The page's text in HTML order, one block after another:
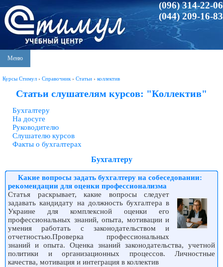
(096) 314-22-06
(044) 209-16-83
Меню
Курсы Стимул › Справочник › Статьи › коллектив
Статьи слушателям курсов: "Коллектив"
Бухгалтеру
На досуге
Руководителю
Слушателю курсов
Факты о бухгалтерах
Бухгалтеру
Какие вопросы задать бухгалтеру на собеседовании:
рекомендации для оценки профессионализма
Статья раскрывает, какие вопросы следует
задавать кандидату на должность бухгалтера в
Украине для комплексной оценки его
профессиональных знаний, опыта, мотивации и
умения работать с законодательством и
отчетностью.Проверка профессиональных
знаний и опыта. Оценка знаний законодательства, учетной
политики и организационных процессов. Личностные
качества, мотивация и интеграция в коллектив